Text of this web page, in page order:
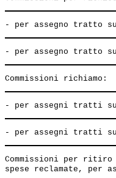
Commissioni per